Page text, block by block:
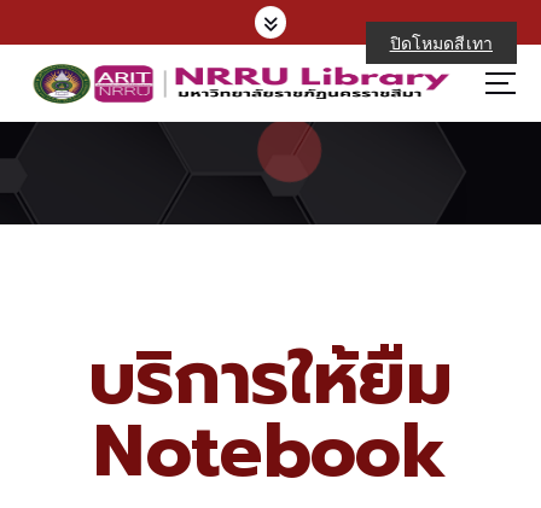
บริการให้ยืม
Notebook
ปิดโหมดสีเทา